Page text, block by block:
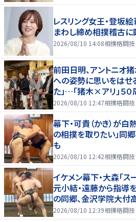
レスリング女王・登坂
まわし締め相撲稽古に
2026/08/10 14:08相撲格闘技
前田日明、アントニオ猪
への姿勢に思いをはせ
た」…「猪木×アリ」５
2026/08/10 12:47相撲格闘技
幕下・可貴（かき）が白
の相撲を取りたい」同
も
2026/08/10 12:42相撲格闘技
イケメン幕下・大森「ス
元小結・遠藤から指導
の同郷、金沢学院大付
2026/08/10 12:39相撲格闘技